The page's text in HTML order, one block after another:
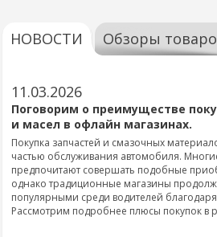
НОВОСТИ Обзоры
11.03.2026
Поговорим о преимуществе
и масел в офлайн магазинах.
Покупка запчастей и смазочных
частью обслуживания автомобиля.
предпочитают совершать подобные
однако традиционные магазины
популярными среди водителей
Рассмотрим подробнее плюсы покупок в